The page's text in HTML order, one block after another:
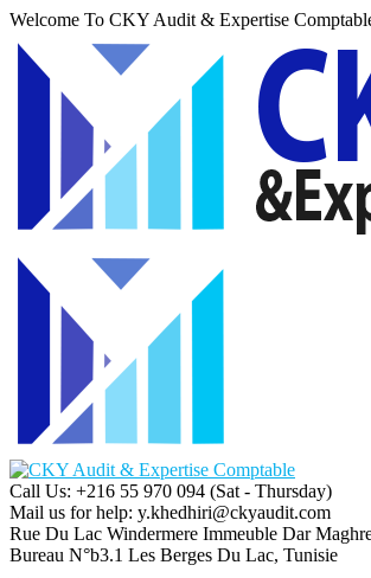
Welcome To CKY Audit & Expertise
Call Us: +216 55 970 094 (Sat - Thursday)
Mail us for help: y.khedhiri@ckyaudit.com
Rue Du Lac Windermere Immeuble Dar
Bureau N°b3.1 Les Berges Du Lac, Tunisie